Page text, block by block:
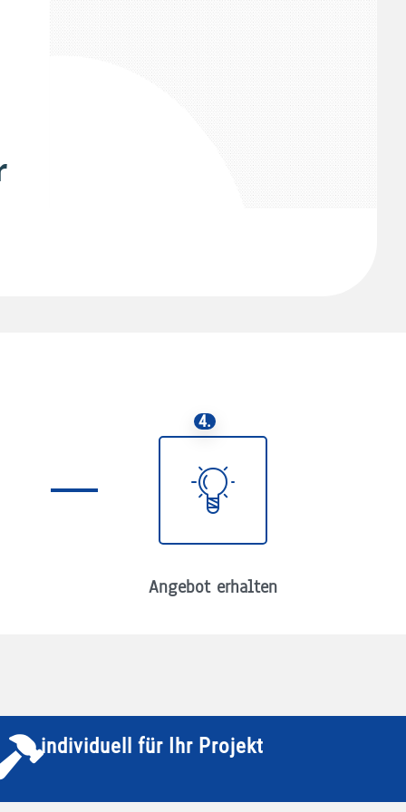
4.
Angebot erhalten
individuell für Ihr Projekt